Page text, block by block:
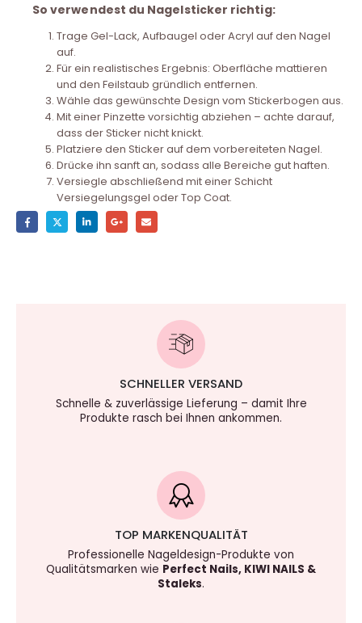
So verwendest du Nagelsticker richtig:
Trage Gel-Lack, Aufbaugel oder Acryl auf den Nagel
auf.
Für ein realistisches Ergebnis: Oberfläche mattieren
und den Feilstaub gründlich entfernen.
Wähle das gewünschte Design vom Stickerbogen aus.
Mit einer Pinzette vorsichtig abziehen – achte darauf,
dass der Sticker nicht knickt.
Platziere den Sticker auf dem vorbereiteten Nagel.
Drücke ihn sanft an, sodass alle Bereiche gut haften.
Versiegle abschließend mit einer Schicht
Versiegelungsgel oder Top Coat.
SCHNELLER VERSAND
Schnelle & zuverlässige Lieferung – damit Ihre
Produkte rasch bei Ihnen ankommen.
TOP MARKENQUALITÄT
Professionelle Nageldesign-Produkte von
Qualitätsmarken wie Perfect Nails, KIWI NAILS &
Staleks.